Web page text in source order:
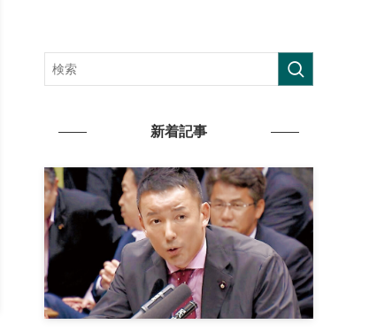
新着記事